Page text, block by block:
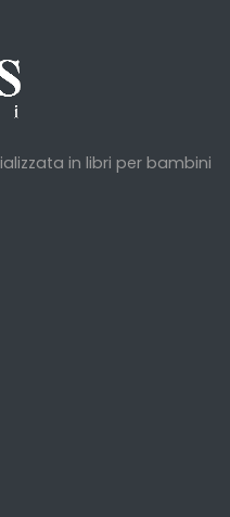
in libri per bambini